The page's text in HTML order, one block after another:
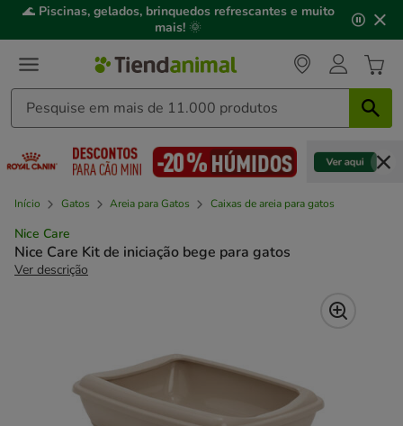
3,
mensagem,
🌊 Piscinas, gelados, brinquedos refrescantes e muito
mais! 🌞
Início Gatos Areia para Gatos Caixas de areia para gatos
Nice Care
Nice Care Kit de iniciação bege para gatos
Ver descrição